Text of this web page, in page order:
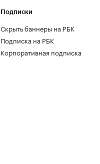
Подписки
Скрыть баннеры на РБК
Подписка на РБК
Корпоративная подписка